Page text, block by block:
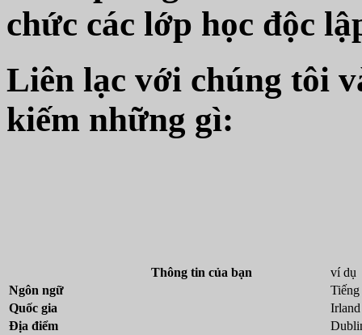
chức các lớp học độc
Liên lạc với chúng tôi
kiếm những gì:
Thông tin của bạn
ví dụ
Ngôn ngữ
Quốc gia
Irland
Địa điểm